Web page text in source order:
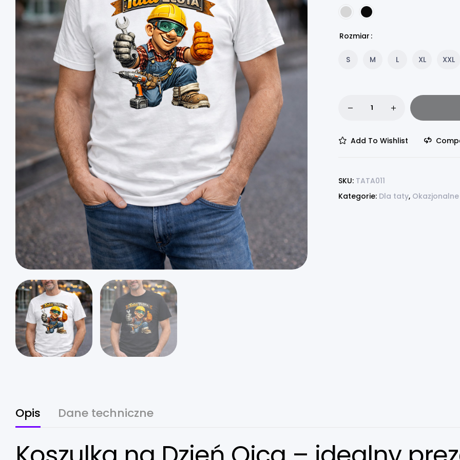
Rozmiar
S M L XL XXL
Add To Wishlist
SKU: TATA011
Kategorie: Dla taty, Okazjonalne
Opis Dane techniczne